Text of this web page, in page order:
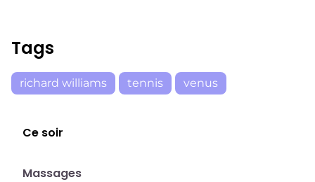
Tags
richard williams tennis venus
Ce soir
23:30
Massages